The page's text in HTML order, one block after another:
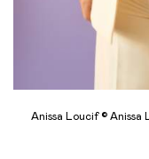
Anissa Loucif © Anissa